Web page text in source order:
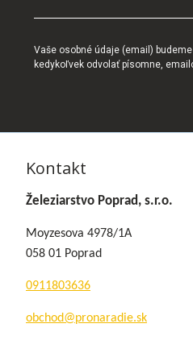
Vaše osobné údaje (email)
kedykoľvek odvolať písomne,
Kontakt
Železiarstvo Poprad, s.r.o.
Moyzesova 4978/1A
058 01 Poprad
0911803636
obchod@pronaradie.sk